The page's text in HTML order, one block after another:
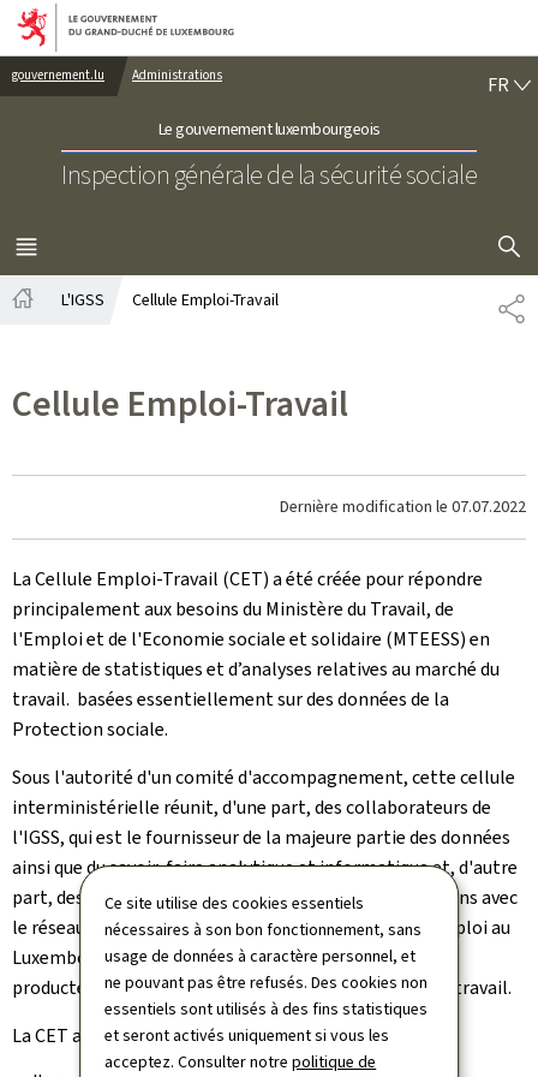
Ce site utilise des cookies essentiels
nécessaires à son bon fonctionnement, sans
usage de données à caractère personnel, et
ne pouvant pas être refusés. Des cookies non
essentiels sont utilisés à des fins statistiques
et seront activés uniquement si vous les
acceptez. Consulter notrepolitique de
Aller au menu principal
Aller au contenu
gouvernement.lu Administrations
Le gouvernement luxembourgeois
Inspection générale de la sécurité sociale
FR
MENU
PRINCIPAL
L'IGSS Cellule Emploi-Travail
Cellule Emploi-Travail
Dernière modification le 07.07.2022
La Cellule Emploi-Travail (CET) a été créée pour répondre
principalement aux besoins du Ministère du Travail, de
l'Emploi et de l'Economie sociale et solidaire (MTEESS) en
matière de statistiques et d’analyses relatives au marché du
travail. basées essentiellement sur des données de la
Protection sociale.
Sous l'autorité d'un comité d'accompagnement, cette cellule
interministérielle réunit, d'une part, des collaborateurs de
l'IGSS, qui est le fournisseur de la majeure partie des données
ainsi que du savoir-faire analytique et informatique et, d'autre
part, des collaborateurs du MTEESS qui assurent les liens avec
le réseau RETEL (Réseau d'études sur le travail et l'emploi au
Luxembourg) rassemblant les principaux acteurs et
producteurs de données en relation avec le marché du travail.
La CET a comme missions :